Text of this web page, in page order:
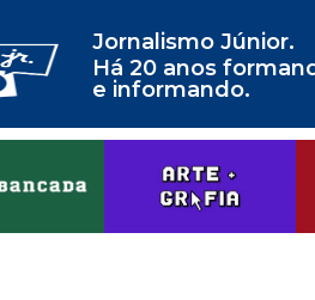
Jornalismo Júnior.
Há 20 anos
e informando.